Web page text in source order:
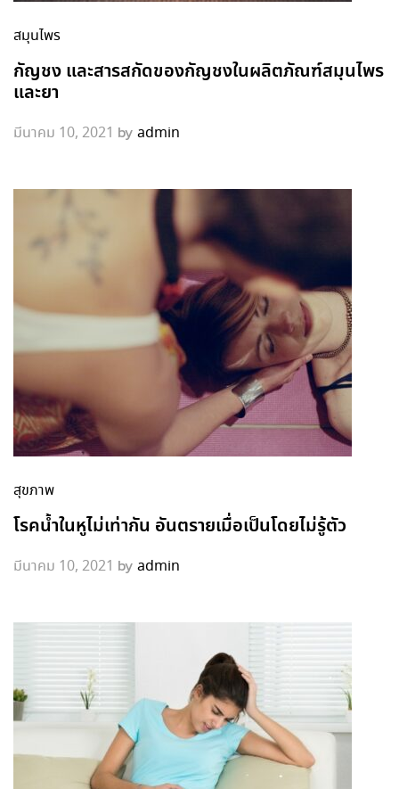
สมุนไพร
กัญชง และสารสกัดของกัญชงในผลิตภัณฑ์สมุนไพร
และยา
มีนาคม 10, 2021 by admin
สุขภาพ
โรคน้ำในหูไม่เท่ากัน อันตรายเมื่อเป็นโดยไม่รู้ตัว
มีนาคม 10, 2021 by admin